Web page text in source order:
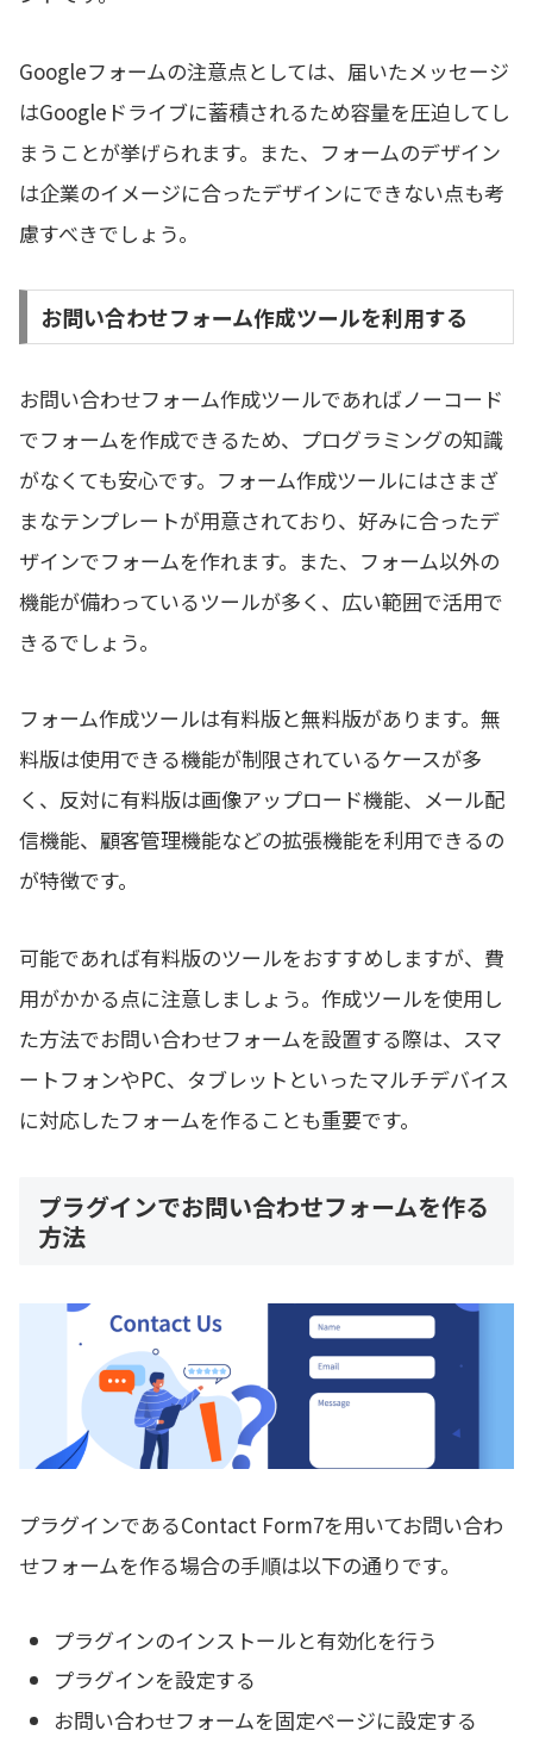
Googleフォームの注意点としては、届いたメッセージ
はGoogleドライブに蓄積されるため容量を圧迫してし
まうことが挙げられます。また、フォームのデザイン
は企業のイメージに合ったデザインにできない点も考
慮すべきでしょう。
お問い合わせフォーム作成ツールを利用する
お問い合わせフォーム作成ツールであればノーコード
でフォームを作成できるため、プログラミングの知識
がなくても安心です。フォーム作成ツールにはさまざ
まなテンプレートが用意されており、好みに合ったデ
ザインでフォームを作れます。また、フォーム以外の
機能が備わっているツールが多く、広い範囲で活用で
きるでしょう。
フォーム作成ツールは有料版と無料版があります。無
料版は使用できる機能が制限されているケースが多
く、反対に有料版は画像アップロード機能、メール配
信機能、顧客管理機能などの拡張機能を利用できるの
が特徴です。
可能であれば有料版のツールをおすすめしますが、費
用がかかる点に注意しましょう。作成ツールを使用し
た方法でお問い合わせフォームを設置する際は、スマ
ートフォンやPC、タブレットといったマルチデバイス
に対応したフォームを作ることも重要です。
プラグインでお問い合わせフォームを作る
方法
プラグインであるContact Form7を用いてお問い合わ
せフォームを作る場合の手順は以下の通りです。
プラグインのインストールと有効化を行う
プラグインを設定する
お問い合わせフォームを固定ページに設定する